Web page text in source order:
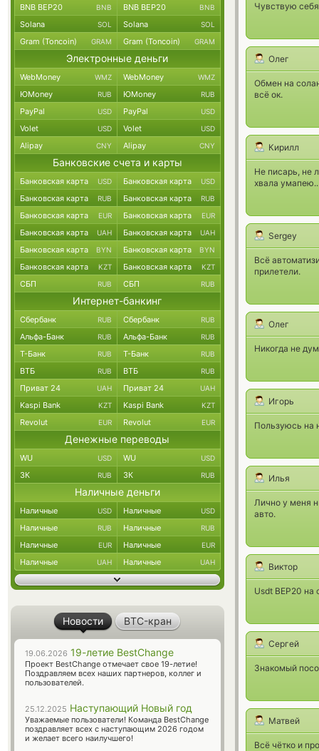
Чувствую
Олег
Обмен на
всё ок.
Кирилл
Не писарь, не
хвала умапею..
Sergey
Всё
прилетели.
Олег
Никогда не
Игорь
Пользуюсь на
Илья
Лично у меня
авто.
Виктор
Usdt BEP20 на
Сергей
Знакомый
Матвей
Всё чётко и
BNB BEP20 BNB BNB BEP20 BNB
Solana SOL Solana SOL
Gram (Toncoin) GRAM Gram (Toncoin) GRAM
Электронные деньги
WebMoney WMZ WebMoney WMZ
ЮMoney RUB ЮMoney RUB
PayPal USD PayPal USD
Volet USD Volet USD
Alipay CNY Alipay CNY
Банковские счета и карты
Банковская карта USD Банковская карта USD
Банковская карта RUB Банковская карта RUB
Банковская карта EUR Банковская карта EUR
Банковская карта UAH Банковская карта UAH
Банковская карта BYN Банковская карта BYN
Банковская карта KZT Банковская карта KZT
СБП RUB СБП RUB
Интернет-банкинг
Сбербанк RUB Сбербанк RUB
Альфа-Банк RUB Альфа-Банк RUB
Т-Банк RUB Т-Банк RUB
ВТБ RUB ВТБ RUB
Приват 24 UAH Приват 24 UAH
Kaspi Bank KZT Kaspi Bank KZT
Revolut EUR Revolut EUR
Денежные переводы
WU USD WU USD
ЗК RUB ЗК RUB
Наличные деньги
Наличные USD Наличные USD
Наличные RUB Наличные RUB
Наличные EUR Наличные EUR
Наличные UAH Наличные UAH
Новости BTC-кран
19.06.2026 19-летие BestChange
Проект BestChange отмечает свое 19-летие!
Поздравляем всех наших партнеров, коллег и
пользователей.
25.12.2025 Наступающий Новый год
Уважаемые пользователи! Команда BestChange
поздравляет всех с наступающим 2026 годом
и желает всего наилучшего!